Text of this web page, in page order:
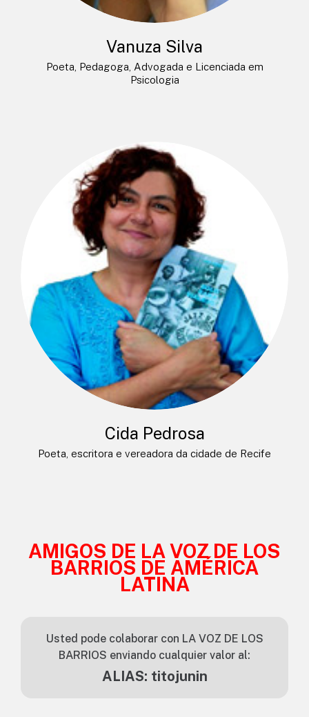
Vanuza Silva
Poeta, Pedagoga, Advogada e Licenciada em
Psicologia
Cida Pedrosa
Poeta, escritora e vereadora da cidade de Recife
AMIGOS DE LA VOZ DE LOS
BARRIOS DE AMÉRICA
LATINA
Usted pode colaborar con LA VOZ DE LOS
BARRIOS enviando cualquier valor al:
ALIAS: titojunin